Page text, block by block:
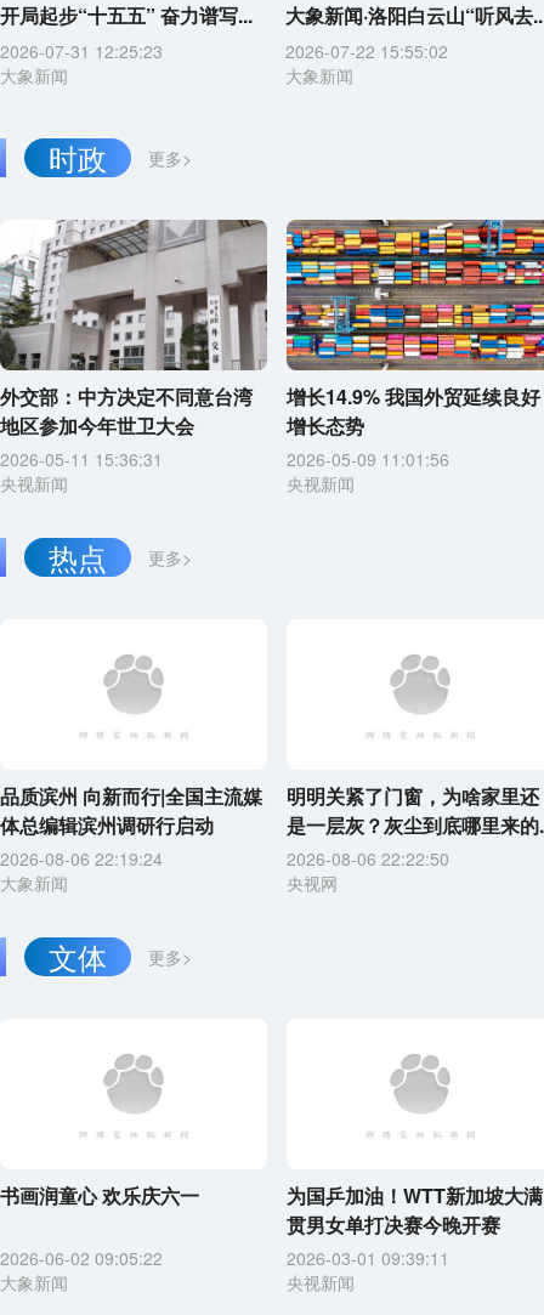
开局起步“十五五” 奋力谱写...
2026-07-31 12:25:23
大象新闻
大象新闻·洛阳白云山“听风去
2026-07-22 15:55:02
大象新闻
更多>
时政
外交部：中方决定不同意台湾
地区参加今年世卫大会
2026-05-11 15:36:31
央视新闻
增长14.9% 我国外贸延续良好
增长态势
2026-05-09 11:01:56
央视新闻
更多>
热点
品质滨州 向新而行|全国主流媒
体总编辑滨州调研行启动
2026-08-06 22:19:24
大象新闻
明明关紧了门窗，为啥家里还
是一层灰？灰尘到底哪里来的
2026-08-06 22:22:50
央视网
更多>
文体
书画润童心 欢乐庆六一
2026-06-02 09:05:22
大象新闻
为国乒加油！WTT新加坡大满
贯男女单打决赛今晚开赛
2026-03-01 09:39:11
央视新闻